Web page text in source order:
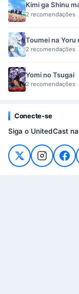
Kimi ga Shinu
2 recomendações
Toumei na Yoru
2 recomendações
Yomi no Tsugai
2 recomendações
Conecte-se
Siga o UnitedCast